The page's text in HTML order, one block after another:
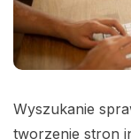
Wyszukanie
tworzenie stron